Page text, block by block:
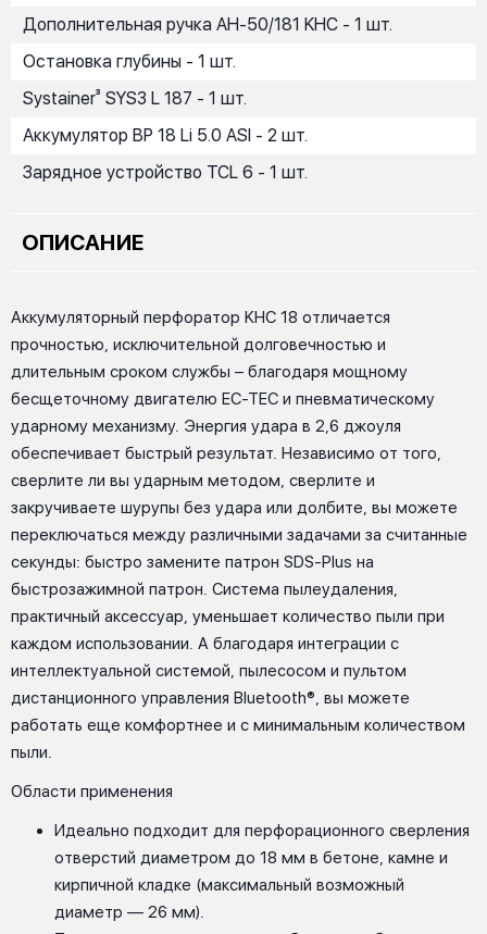
Дополнительная ручка AH-50/181 KHC - 1 шт.
Остановка глубины - 1 шт.
Systainer³ SYS3 L 187 - 1 шт.
Аккумулятор BP 18 Li 5.0 ASI - 2 шт.
Зарядное устройство TCL 6 - 1 шт.
ОПИСАНИЕ
Аккумуляторный перфоратор KHC 18 отличается
прочностью, исключительной долговечностью и
длительным сроком службы – благодаря мощному
бесщеточному двигателю EC-TEC и пневматическому
ударному механизму. Энергия удара в 2,6 джоуля
обеспечивает быстрый результат. Независимо от того,
сверлите ли вы ударным методом, сверлите и
закручиваете шурупы без удара или долбите, вы можете
переключаться между различными задачами за считанные
секунды: быстро замените патрон SDS-Plus на
быстрозажимной патрон. Система пылеудаления,
практичный аксессуар, уменьшает количество пыли при
каждом использовании. А благодаря интеграции с
интеллектуальной системой, пылесосом и пультом
дистанционного управления Bluetooth®, вы можете
работать еще комфортнее и с минимальным количеством
пыли.
Области применения
Идеально подходит для перфорационного сверления
отверстий диаметром до 18 мм в бетоне, камне и
кирпичной кладке (максимальный возможный
диаметр — 26 мм).